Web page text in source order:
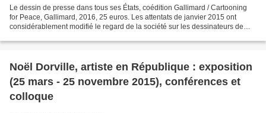
Le dessin de presse dans tous ses États, coédition Gallimard / Cartooning
for Peace, Gallimard, 2016, 25 euros. Les attentats de janvier 2015 ont
considérablement modifié le regard de la société sur les dessinateurs de
Noël Dorville, artiste en République : exposition
(25 mars - 25 novembre 2015), conférences et
colloque